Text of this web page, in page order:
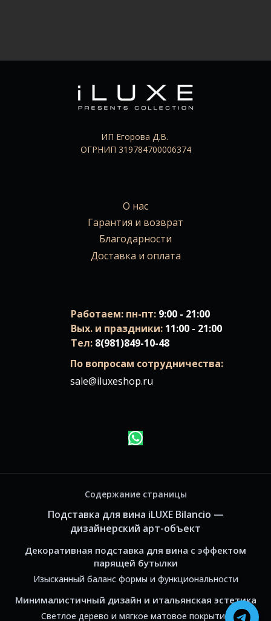
ИП Егорова Д.В.
ОГРНИП 319784700006374
О нас
Гарантия и возврат
Благодарности
Доставка и оплата
Работаем: пн-пт: 9:00 - 21:00
Вых. и праздники: 11:00 - 21:00
Тел: 8(981)849-10-48
По вопросам сотрудничества:
sale@iluxeshop.ru
Содержание страницы
Подставка для вина iLUXE Bilancio —
дизайнерский арт-объект
Декоративная подставка для вина с эффектом
парящей бутылки
Изысканный баланс формы и функциональности
Минималистичный дизайн и итальянская эстетика
Светлое дерево и мягкое матовое покрытие